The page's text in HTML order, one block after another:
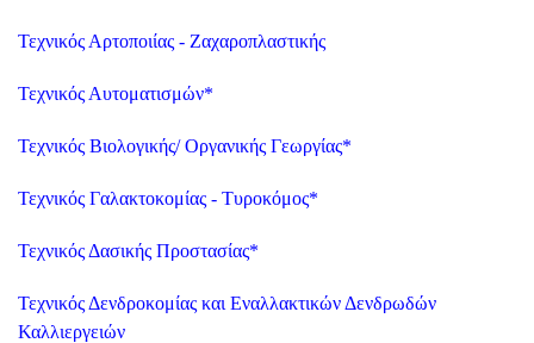
Τεχνικός Αρτοποιίας - Ζαχαροπλαστικής
Τεχνικός Αυτοματισμών*
Τεχνικός Βιολογικής/ Οργανικής Γεωργίας*
Τεχνικός Γαλακτοκομίας - Τυροκόμος*
Τεχνικός Δασικής Προστασίας*
Τεχνικός Δενδροκομίας και Εναλλακτικών Δενδρωδών
Καλλιεργειών